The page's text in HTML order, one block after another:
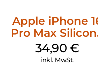
Apple iPhone
Pro Max
Case MagSafe
Denim
34,90 €
inkl. MwSt.